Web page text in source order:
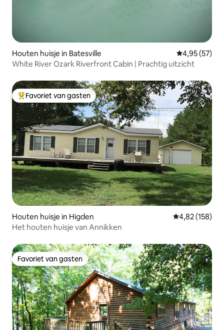
Houten huisje in Batesville Gemiddelde
4,95 (57)
White River Ozark Riverfront Cabin | Prachtig uitzicht
Topfavoriet van gasten
Favoriet van gasten
Houten huisje in Higden Gemiddelde
4,82 (158)
Het houten huisje van Annikken
Favoriet van gasten
Favoriet van gasten